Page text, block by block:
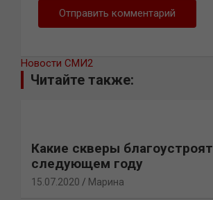
Новости СМИ2
Читайте также:
Какие скверы
следующем году
15.07.2020 Марина